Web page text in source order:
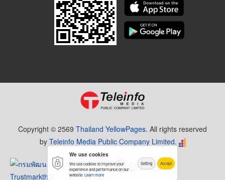
Copyright © 2569 Thailand YellowPages. All rights reserved
by Teleinfo Media Public Company Limited.
We use cookies
We use cookies to improve your
experience and performance on our
website. Learn more
Setting Accept